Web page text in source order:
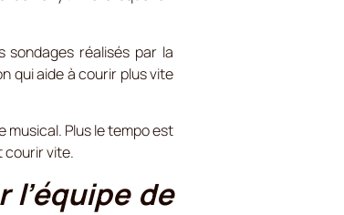
sondages réalisés par la
qui aide à courir plus vite
musical. Plus le tempo est
courir vite.
l’équipe de